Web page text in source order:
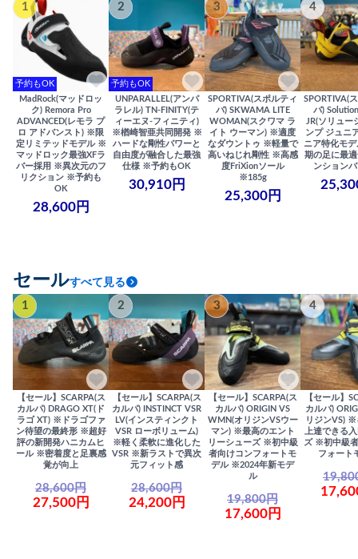
1
予約もOK
MadRock(マッドロッ
ク) Remora Pro
ADVANCED(レモラ プ
ロ アドバンスト) ※限
定リミテッドモデル ※
マッドロック最強XFラ
バー採用 ※異次元のフ
リクション ※予約も
OK
28,600円
2
予約もOK
UNPARALLEL(アンパ
ラレル) TN-FINITY(テ
ィーエヌ-フィニティ)
※楢崎智亜共同開発 ※
ハードな剛性パワーと
自由度が融合した最強
仕様 ※予約もOK
30,910円
3
SPORTIVA(スポルティ
バ) SKWAMA LITE
WOMAN(スクワマ ラ
イト ウーマン) ※適度
なダウントゥ ※軽量で
高いねじれ剛性 ※高感
度FriXionソール
※185g
25,300円
4
SPORTIVA(
バ)
JR(ソリュー
ンプ ジュニ
ニア特化モ
期の足に最
ンション
セールすべて見る
1
【セール】SCARPA(ス
カルパ) DRAGO XT(ド
ラゴ XT) ※ドラゴファ
ン待望の最終形 ※超好
評の新開発ハニカムヒ
ール ※密着度と足裏感
覚が向上
28,600円
27,500円
2
【セール】SCARPA(ス
カルパ) INSTINCT VSR
LV(インスティンクト
VSR ローボリューム)
※軽く柔軟に進化した
VSR ※新ラストで異次
元フィット感
28,600円
24,200円
3
【セール】SCARPA(ス
カルパ) ORIGIN VS
WMN(オリジンVSウー
マン) ※最高のエント
リーシューズ ※初中級
者向けコンフォートモ
デル ※2024年新モデ
ル
19,800円
17,600円
4
【セール】
カルパ)
リジンVS) ※
上達できる
ズ ※初中級
フォート